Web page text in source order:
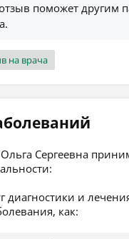
поможет другим
на врача
Сергеевна
диагностики и
как: